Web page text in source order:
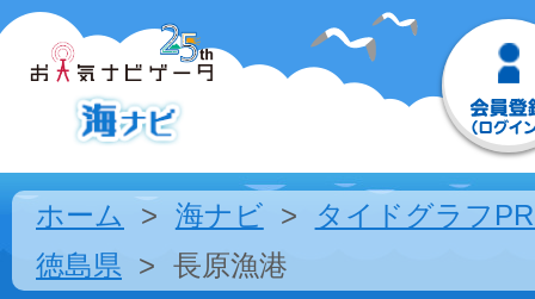
ホーム 海ナビ
タイドグラフ
徳島県
長原漁港